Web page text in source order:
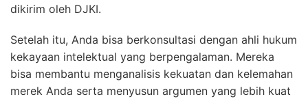
dikirim oleh DJKI.
Setelah itu, Anda bisa berkonsultasi dengan ahli hukum
kekayaan intelektual yang berpengalaman. Mereka
bisa membantu menganalisis kekuatan dan kelemahan
merek Anda serta menyusun argumen yang lebih kuat